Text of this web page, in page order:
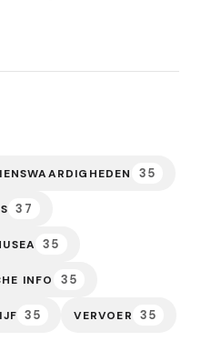
35
37
35
INFO 35
35 VERVOER 35